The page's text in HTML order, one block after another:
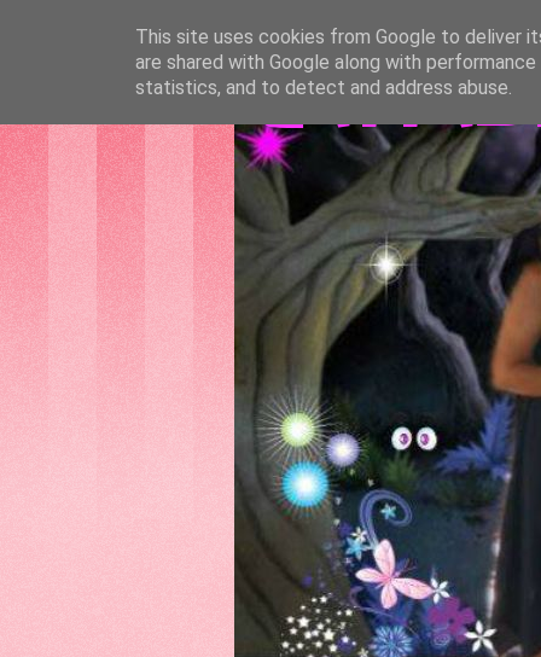
This site uses cookies from Google to deliver
are shared with Google along with
statistics, and to detect and address abuse.